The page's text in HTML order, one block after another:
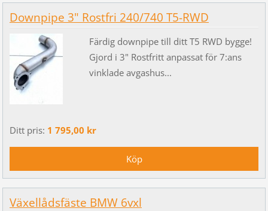
Downpipe 3" Rostfri 240/740 T5-RWD
Färdig downpipe till ditt T5 RWD bygge!
Gjord i 3" Rostfritt anpassat för 7:ans
vinklade avgashus...
Ditt pris: 1 795,00 kr
Växellådsfäste BMW 6vxl